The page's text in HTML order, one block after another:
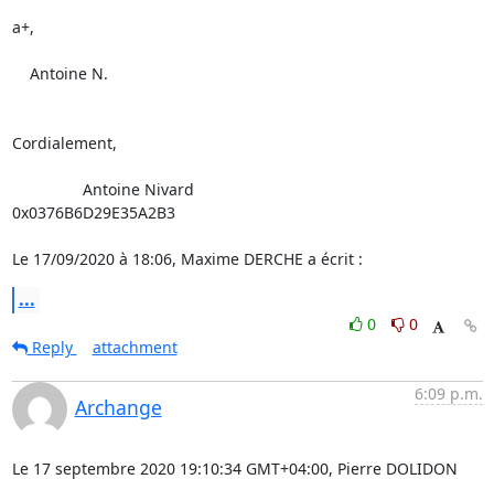
a+,
Antoine N.
Cordialement,
0x0376B6D29E35A2B3
Le 17/09/2020 à 18:06, Maxime DERCHE a écrit :
...
0
0
Reply
attachment
Archange
6:09 p.m.
Le 17 septembre 2020 19:10:34 GMT+04:00, Pierre DOLIDON